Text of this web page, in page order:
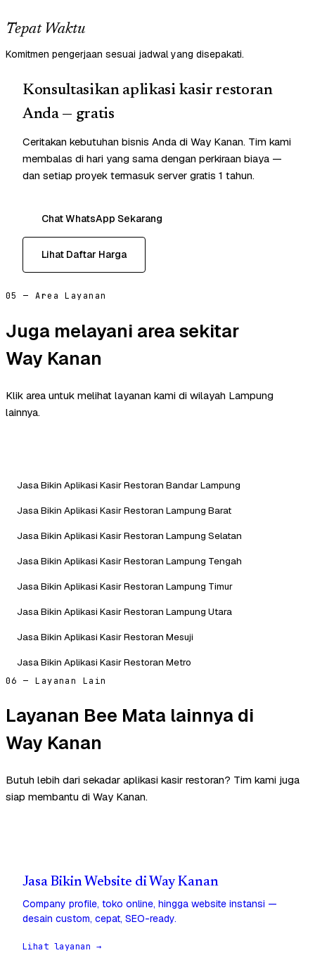
Tepat Waktu
Komitmen pengerjaan sesuai jadwal yang disepakati.
Konsultasikan aplikasi kasir restoran
Anda — gratis
Ceritakan kebutuhan bisnis Anda di Way Kanan. Tim kami
membalas di hari yang sama dengan perkiraan biaya —
dan setiap proyek termasuk server gratis 1 tahun.
Chat WhatsApp Sekarang
Lihat Daftar Harga
05 — Area Layanan
Juga melayani area sekitar
Way Kanan
Klik area untuk melihat layanan kami di wilayah Lampung
lainnya.
Jasa Bikin Aplikasi Kasir Restoran Bandar Lampung
Jasa Bikin Aplikasi Kasir Restoran Lampung Barat
Jasa Bikin Aplikasi Kasir Restoran Lampung Selatan
Jasa Bikin Aplikasi Kasir Restoran Lampung Tengah
Jasa Bikin Aplikasi Kasir Restoran Lampung Timur
Jasa Bikin Aplikasi Kasir Restoran Lampung Utara
Jasa Bikin Aplikasi Kasir Restoran Mesuji
Jasa Bikin Aplikasi Kasir Restoran Metro
06 — Layanan Lain
Layanan Bee Mata lainnya di
Way Kanan
Butuh lebih dari sekadar aplikasi kasir restoran? Tim kami juga
siap membantu di Way Kanan.
Jasa Bikin Website di Way Kanan
Company profile, toko online, hingga website instansi —
desain custom, cepat, SEO-ready.
Lihat layanan →